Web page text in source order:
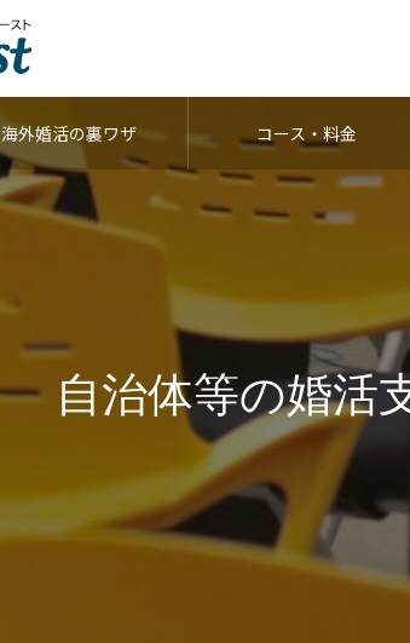
海外婚活の裏ワザ コース・料金
自治体等の婚活